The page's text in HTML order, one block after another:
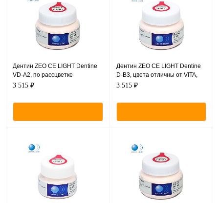
Дентин ZEO CE LIGHT Dentine
VD-A2, по рассцветке
соответствующий VITA,
3 515 ₽
Дентин ZEO CE LIGHT Dentine
D-B3, цвета отличны от VITA,
порошок, 50 г.
3 515 ₽